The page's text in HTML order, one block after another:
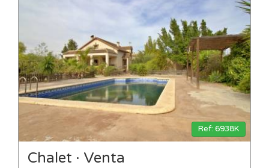
Ref: 6938K
Chalet · Venta